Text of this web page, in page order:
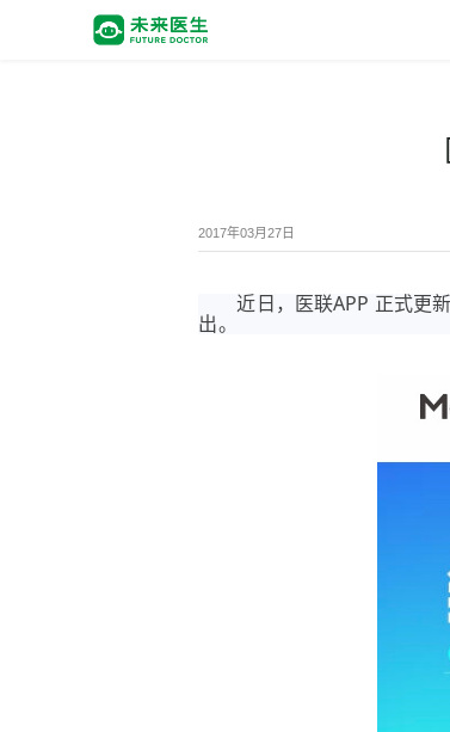
2017年03月27日
近日，医联APP 正式更
出。